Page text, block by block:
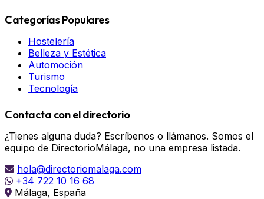
Categorías Populares
Hostelería
Belleza y Estética
Automoción
Turismo
Tecnología
Contacta con el directorio
¿Tienes alguna duda? Escríbenos o llámanos. Somos el
equipo de DirectorioMálaga, no una empresa listada.
hola@directoriomalaga.com
+34 722 10 16 68
Málaga, España